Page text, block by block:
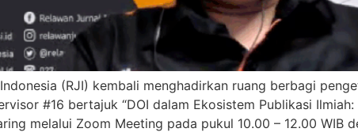
(RJI) kembali menghadirkan ruang berbagi
#16 bertajuk “DOI dalam Ekosistem Publikasi
melalui Zoom Meeting pada pukul 10.00 – 12.00 WIB